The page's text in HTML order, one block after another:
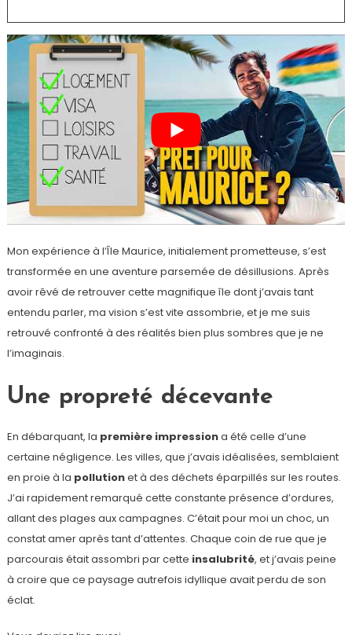
Mon expérience à l’Île Maurice, initialement prometteuse, s’est
transformée en une aventure parsemée de désillusions. Après
avoir rêvé de retrouver cette magnifique île dont j’avais tant
entendu parler, ma vision s’est vite assombrie, et je me suis
retrouvé confronté à des réalités bien plus sombres que je ne
l’imaginais.
Une propreté décevante
En débarquant, la première impressiona été celle d’une
certaine négligence. Les villes, que j’avais idéalisées, semblaient
en proie à la pollutionet à des déchets éparpillés sur les routes.
J’ai rapidement remarqué cette constante présence d’ordures,
allant des plages aux campagnes. C’était pour moi un choc, un
constat amer après tant d’attentes. Chaque coin de rue que je
parcourais était assombri par cette insalubrité, et j’avais peine
à croire que ce paysage autrefois idyllique avait perdu de son
éclat.